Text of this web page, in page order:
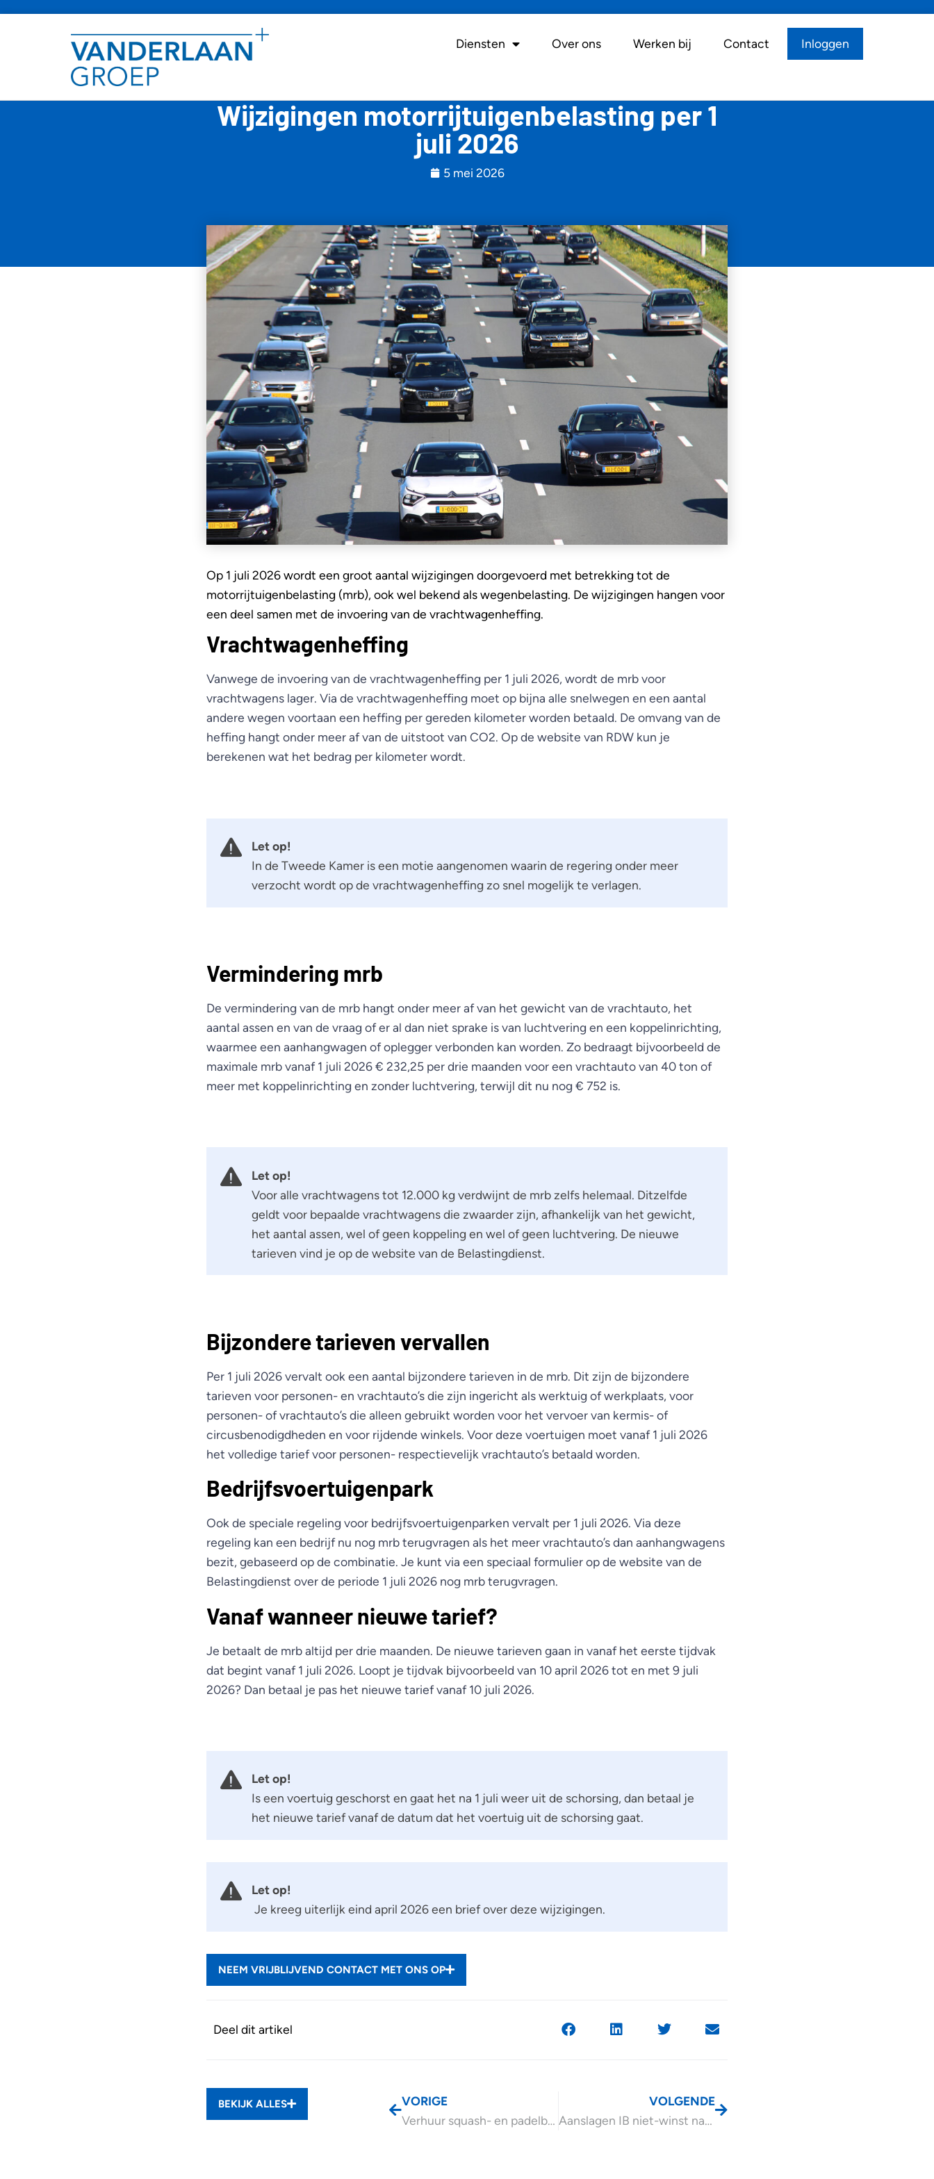
Diensten Over ons Werken bij Contact Inloggen
Wijzigingen motorrijtuigenbelasting per 1
juli 2026
5 mei 2026
Op 1 juli 2026 wordt een groot aantal wijzigingen doorgevoerd met betrekking tot de
motorrijtuigenbelasting (mrb), ook wel bekend als wegenbelasting. De wijzigingen hangen voor
een deel samen met de invoering van de vrachtwagenheffing.
Vrachtwagenheffing
Vanwege de invoering van de vrachtwagenheffing per 1 juli 2026, wordt de mrb voor
vrachtwagens lager. Via de vrachtwagenheffing moet op bijna alle snelwegen en een aantal
andere wegen voortaan een heffing per gereden kilometer worden betaald. De omvang van de
heffing hangt onder meer af van de uitstoot van CO2. Op de website van RDW kun je
berekenen wat het bedrag per kilometer wordt.
Let op!
In de Tweede Kamer is een motie aangenomen waarin de regering onder meer
verzocht wordt op de vrachtwagenheffing zo snel mogelijk te verlagen.
Vermindering mrb
De vermindering van de mrb hangt onder meer af van het gewicht van de vrachtauto, het
aantal assen en van de vraag of er al dan niet sprake is van luchtvering en een koppelinrichting,
waarmee een aanhangwagen of oplegger verbonden kan worden. Zo bedraagt bijvoorbeeld de
maximale mrb vanaf 1 juli 2026 € 232,25 per drie maanden voor een vrachtauto van 40 ton of
meer met koppelinrichting en zonder luchtvering, terwijl dit nu nog € 752 is.
Let op!
Voor alle vrachtwagens tot 12.000 kg verdwijnt de mrb zelfs helemaal. Ditzelfde
geldt voor bepaalde vrachtwagens die zwaarder zijn, afhankelijk van het gewicht,
het aantal assen, wel of geen koppeling en wel of geen luchtvering. De nieuwe
tarieven vind je op de website van de Belastingdienst.
Bijzondere tarieven vervallen
Per 1 juli 2026 vervalt ook een aantal bijzondere tarieven in de mrb. Dit zijn de bijzondere
tarieven voor personen- en vrachtauto’s die zijn ingericht als werktuig of werkplaats, voor
personen- of vrachtauto’s die alleen gebruikt worden voor het vervoer van kermis- of
circusbenodigdheden en voor rijdende winkels. Voor deze voertuigen moet vanaf 1 juli 2026
het volledige tarief voor personen- respectievelijk vrachtauto’s betaald worden.
Bedrijfsvoertuigenpark
Ook de speciale regeling voor bedrijfsvoertuigenparken vervalt per 1 juli 2026. Via deze
regeling kan een bedrijf nu nog mrb terugvragen als het meer vrachtauto’s dan aanhangwagens
bezit, gebaseerd op de combinatie. Je kunt via een speciaal formulier op de website van de
Belastingdienst over de periode 1 juli 2026 nog mrb terugvragen.
Vanaf wanneer nieuwe tarief?
Je betaalt de mrb altijd per drie maanden. De nieuwe tarieven gaan in vanaf het eerste tijdvak
dat begint vanaf 1 juli 2026. Loopt je tijdvak bijvoorbeeld van 10 april 2026 tot en met 9 juli
2026? Dan betaal je pas het nieuwe tarief vanaf 10 juli 2026.
Let op!
Is een voertuig geschorst en gaat het na 1 juli weer uit de schorsing, dan betaal je
het nieuwe tarief vanaf de datum dat het voertuig uit de schorsing gaat.
Let op!
Je kreeg uiterlijk eind april 2026 een brief over deze wijzigingen.
NEEM VRIJBLIJVEND CONTACT MET ONS OP
Deel dit artikel
BEKIJK ALLES
VORIGE
Verhuur squash- en padelbanen zonder btw
VOLGENDE
Aanslagen IB niet-winst naar keuze alleen nog digitaal